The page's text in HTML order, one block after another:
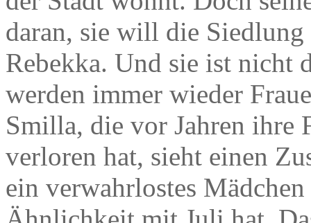
daran, sie will die
Rebekka. Und sie ist nicht
werden immer wieder
Smilla, die vor Jahren ihre
verloren hat, sieht einen
ein verwahrlostes